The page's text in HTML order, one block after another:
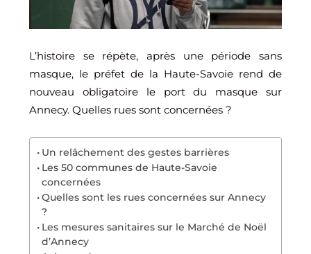
L’histoire se répète, après une période sans
masque, le préfet de la Haute-Savoie rend de
nouveau obligatoire le port du masque sur
Annecy. Quelles rues sont concernées ?
Un relâchement des gestes barrières
Les 50 communes de Haute-Savoie
concernées
Quelles sont les rues concernées sur Annecy
?
Les mesures sanitaires sur le Marché de Noël
d’Annecy